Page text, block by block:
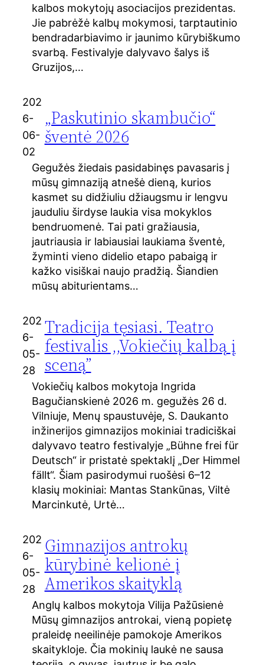
kalbos mokytojų asociacijos prezidentas.
Jie pabrėžė kalbų mokymosi, tarptautinio
bendradarbiavimo ir jaunimo kūrybiškumo
svarbą. Festivalyje dalyvavo šalys iš
Gruzijos,…
202
6-
06-
02
„Paskutinio skambučio“
šventė 2026
Gegužės žiedais pasidabinęs pavasaris į
mūsų gimnaziją atnešė dieną, kurios
kasmet su didžiuliu džiaugsmu ir lengvu
jauduliu širdyse laukia visa mokyklos
bendruomenė. Tai pati gražiausia,
jautriausia ir labiausiai laukiama šventė,
žyminti vieno didelio etapo pabaigą ir
kažko visiškai naujo pradžią. Šiandien
mūsų abiturientams…
202
6-
05-
28
Tradicija tęsiasi. Teatro
festivalis ,,Vokiečių kalbą į
sceną”
Vokiečių kalbos mokytoja Ingrida
Bagučianskienė 2026 m. gegužės 26 d.
Vilniuje, Menų spaustuvėje, S. Daukanto
inžinerijos gimnazijos mokiniai tradiciškai
dalyvavo teatro festivalyje „Bühne frei für
Deutsch“ ir pristatė spektaklį „Der Himmel
fällt“. Šiam pasirodymui ruošėsi 6–12
klasių mokiniai: Mantas Stankūnas, Viltė
Marcinkutė, Urtė…
202
6-
05-
28
Gimnazijos antrokų
kūrybinė kelionė į
Amerikos skaityklą
Anglų kalbos mokytoja Vilija Pažūsienė
Mūsų gimnazijos antrokai, vieną popietę
praleidę neeilinėje pamokoje Amerikos
skaitykloje. Čia mokinių laukė ne sausa